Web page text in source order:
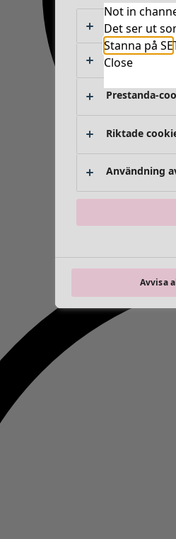
Not in
Det ser ut
Stanna på SE
Close
Absolut
Funktionella
Prestanda-
Riktade
Användning
Avvisa